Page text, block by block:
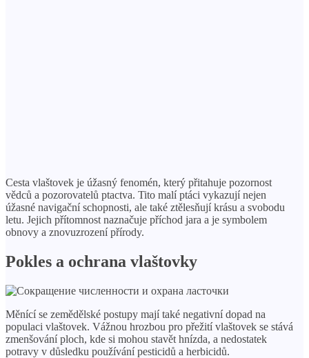
Cesta vlaštovek je úžasný fenomén, který přitahuje pozornost
vědců a pozorovatelů ptactva. Tito malí ptáci vykazují nejen
úžasné navigační schopnosti, ale také ztělesňují krásu a svobodu
letu. Jejich přítomnost naznačuje příchod jara a je symbolem
obnovy a znovuzrození přírody.
Pokles a ochrana vlaštovky
Měnící se zemědělské postupy mají také negativní dopad na
populaci vlaštovek. Vážnou hrozbou pro přežití vlaštovek se stává
zmenšování ploch, kde si mohou stavět hnízda, a nedostatek
potravy v důsledku používání pesticidů a herbicidů.